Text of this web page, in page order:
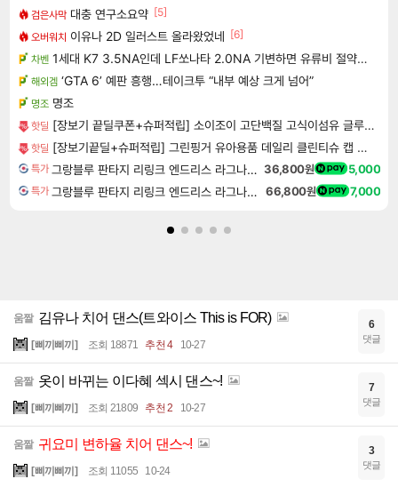
검은사막 대충 연구소요약 [5]
오버워치 이유나 2D 일러스트 올라왔었네 [6]
차벤 1세대 K7 3.5NA인데 LF쏘나타 2.0NA 기변하면 유류비 절약이 얼마나 될까요..?
해외겜 ‘GTA 6’ 예판 흥행…테이크투 “내부 예상 크게 넘어”
명조 명조
핫딜 [장보기 끝딜쿠폰+슈퍼적립] 소이조이 고단백질 고식이섬유 글루텐프리 8종 버라이어티팩, 16개입, 1개 [원산지:일본]
핫딜 [장보기끝딜+슈퍼적립] 그린핑거 유아용품 데일리 클린티슈 캡 50매 10팩 / 엠보싱 소독티슈, 손소독티슈,유아,키즈,어린이
특가 그랑블루 판타지 리링크 엔드리스 라그나로크 업그레이드 킷 Granblue Fantasy Relink Endless Ragnarok Upgrade Kit DLC 36,800원 5,000
특가 그랑블루 판타지 리링크 엔드리스 라그나로크 Granblue Fantasy Relink Endless Ragnarok 66,800원 7,000
움짤 김유나 치어 댄스(트와이스 This is FOR)
[삐끼삐끼] 조회 18871 추천 4 10-27
6
댓글
움짤 옷이 바뀌는 이다혜 섹시 댄스~!
[삐끼삐끼] 조회 21809 추천 2 10-27
7
댓글
움짤 귀요미 변하율 치어 댄스~!
[삐끼삐끼] 조회 11055 10-24
3
댓글